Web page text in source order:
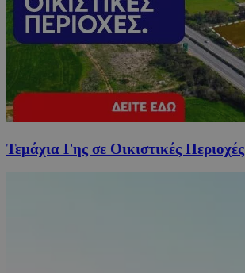
Τεμάχια Γης σε Οικιστικές Περιοχές